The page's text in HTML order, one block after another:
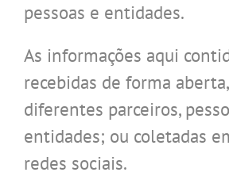
pessoas e entidades.
As informações aqui
recebidas de forma
diferentes parceiros,
entidades; ou coletadas
redes sociais.